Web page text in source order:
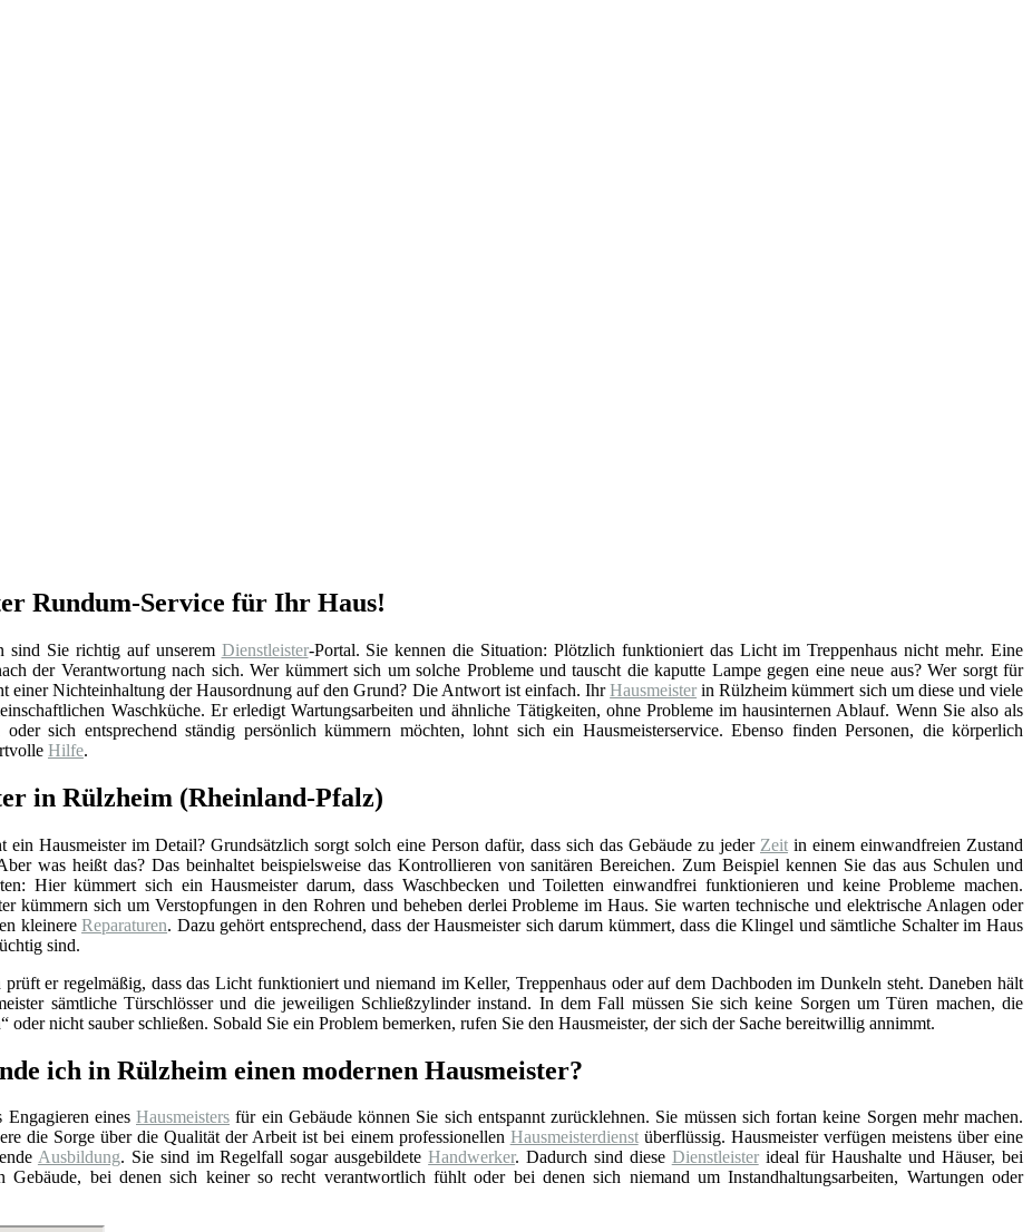
Rundum-Service für Ihr Haus!
Sie richtig auf unserem Dienstleister-Portal. Sie kennen die Situation: Plötzlich funktioniert das Licht im Treppenhaus nicht mehr. Eine
der Verantwortung nach sich. Wer kümmert sich um solche Probleme und tauscht die kaputte Lampe gegen eine neue aus? Wer sorgt für
einer Nichteinhaltung der Hausordnung auf den Grund? Die Antwort ist einfach. IhrHausmeister in Rülzheim kümmert sich um diese und viele
Waschküche. Er erledigt Wartungsarbeiten und ähnliche Tätigkeiten, ohne Probleme im hausinternen Ablauf. Wenn Sie also als
sich entsprechend ständig persönlich kümmern möchten, lohnt sich ein Hausmeisterservice. Ebenso finden Personen, die körperlich
Hilfe.
in Rülzheim (Rheinland-Pfalz)
ein Hausmeister im Detail? Grundsätzlich sorgt solch eine Person dafür, dass sich das Gebäude zu jeder Zeit in einem einwandfreien Zustand
was heißt das? Das beinhaltet beispielsweise das Kontrollieren von sanitären Bereichen. Zum Beispiel kennen Sie das aus Schulen und
Hier kümmert sich ein Hausmeister darum, dass Waschbecken und Toiletten einwandfrei funktionieren und keine Probleme machen.
kümmern sich um Verstopfungen in den Rohren und beheben derlei Probleme im Haus. Sie warten technische und elektrische Anlagen oder
kleinereReparaturen. Dazu gehört entsprechend, dass der Hausmeister sich darum kümmert, dass die Klingel und sämtliche Schalter im Haus
sind.
prüft er regelmäßig, dass das Licht funktioniert und niemand im Keller, Treppenhaus oder auf dem Dachboden im Dunkeln steht. Daneben hält
sämtliche Türschlösser und die jeweiligen Schließzylinder instand. In dem Fall müssen Sie sich keine Sorgen um Türen machen, die
oder nicht sauber schließen. Sobald Sie ein Problem bemerken, rufen Sie den Hausmeister, der sich der Sache bereitwillig annimmt.
ich in Rülzheim einen modernen Hausmeister?
Engagieren eines Hausmeisters für ein Gebäude können Sie sich entspannt zurücklehnen. Sie müssen sich fortan keine Sorgen mehr machen.
die Sorge über die Qualität der Arbeit ist bei einem professionellen Hausmeisterdienstüberflüssig. Hausmeister verfügen meistens über eine
Ausbildung. Sie sind im Regelfall sogar ausgebildeteHandwerker. Dadurch sind diese Dienstleisterideal für Haushalte und Häuser, bei
Gebäude, bei denen sich keiner so recht verantwortlich fühlt oder bei denen sich niemand um Instandhaltungsarbeiten, Wartungen oder